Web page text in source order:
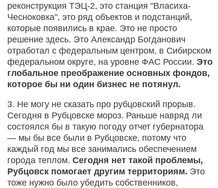
реконструкция ТЭЦ-2, это станция "Власиха-
Чесноковка", это ряд объектов и подстанций,
которые появились в крае. Это не просто
решение здесь. Это Александр Богданович
отработал с федеральным центром, в Сибирском
федеральном округе, на уровне ФАС России. Это
глобальное преображение основных фондов,
которое бы ни один бизнес не потянул.
3. Не могу не сказать про рубцовский прорыв.
Сегодня в Рубцовске мороз. Раньше навряд ли
состоялся бы в такую погоду отчет губернатора
— мы бы все были в Рубцовске, потому что
каждый год мы все занимались обеспечением
города теплом. Сегодня нет такой проблемы,
Рубцовск помогает другим территориям. Это
тоже нужно было убедить собственников,